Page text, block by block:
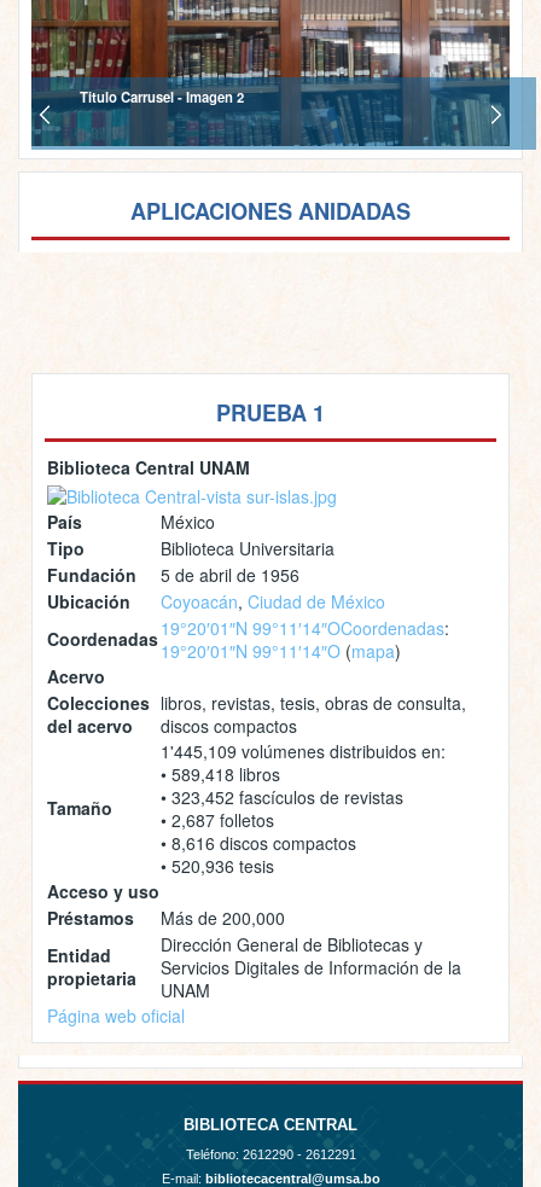
Titulo Carrusel - Imagen 2
APLICACIONES ANIDADAS
PRUEBA 1
Biblioteca Central UNAM
País
México
Tipo
Biblioteca Universitaria
Fundación
5 de abril de 1956
Ubicación
Coyoacán, Ciudad de México
Coordenadas19°20′01″N 99°11′14″OCoordenadas:
19°20′01″N 99°11′14″O (mapa)
Acervo
Colecciones
del acervo
libros, revistas, tesis, obras de consulta,
discos compactos
Tamaño
1'445,109 volúmenes distribuidos en:
• 589,418 libros
• 323,452 fascículos de revistas
• 2,687 folletos
• 8,616 discos compactos
• 520,936 tesis
Acceso y uso
Préstamos
Más de 200,000
Entidad
propietaria
Dirección General de Bibliotecas y
Servicios Digitales de Información de la
UNAM
Página web oficial
BIBLIOTECA CENTRAL
Teléfono: 2612290 - 2612291
E-mail: bibliotecacentral@umsa.bo